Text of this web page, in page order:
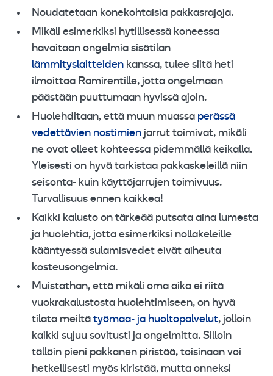
Noudatetaan konekohtaisia pakkasrajoja.
Mikäli esimerkiksi hytillisessä koneessa
havaitaan ongelmia sisätilan
lämmityslaitteiden kanssa, tulee siitä heti
ilmoittaa Ramirentille, jotta ongelmaan
päästään puuttumaan hyvissä ajoin.
Huolehditaan, että muun muassa perässä
vedettävien nostimien jarrut toimivat, mikäli
ne ovat olleet kohteessa pidemmällä keikalla.
Yleisesti on hyvä tarkistaa pakkaskeleillä niin
seisonta- kuin käyttöjarrujen toimivuus.
Turvallisuus ennen kaikkea!
Kaikki kalusto on tärkeää putsata aina lumesta
ja huolehtia, jotta esimerkiksi nollakeleille
kääntyessä sulamisvedet eivät aiheuta
kosteusongelmia.
Muistathan, että mikäli oma aika ei riitä
vuokrakalustosta huolehtimiseen, on hyvä
tilata meiltä työmaa- ja huoltopalvelut, jolloin
kaikki sujuu sovitusti ja ongelmitta. Silloin
tällöin pieni pakkanen piristää, toisinaan voi
hetkellisesti myös kiristää, mutta onneksi